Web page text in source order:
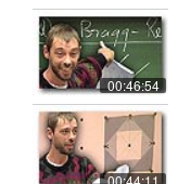
00:46:54
00:44:11